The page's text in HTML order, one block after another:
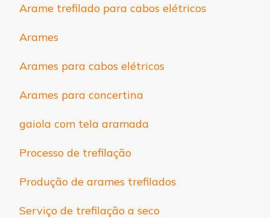
Arame trefilado para cabos elétricos
Arames
Arames para cabos elétricos
Arames para concertina
gaiola com tela aramada
Processo de trefilação
Produção de arames trefilados
Serviço de trefilação a seco